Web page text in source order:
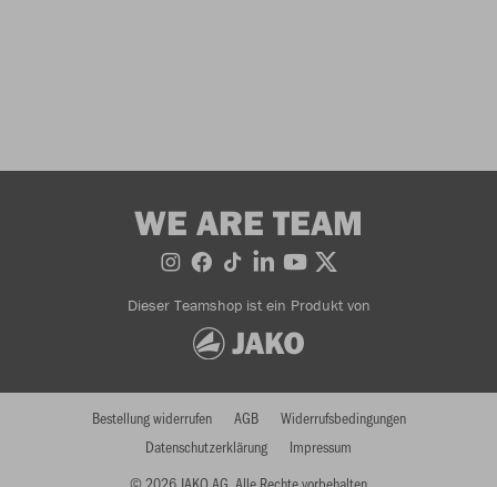
WE ARE TEAM
Dieser Teamshop ist ein Produkt von
© 2026 JAKO AG, Alle Rechte vorbehalten
Bestellung widerrufen AGB
Widerrufsbedingungen
Datenschutzerklärung
Impressum